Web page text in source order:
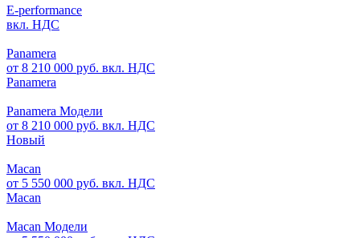
E-performance
вкл. НДС
Panamera
от 8 210 000 руб. вкл. НДС
Panamera
Panamera Модели
от 8 210 000 руб. вкл. НДС
Новый
Macan
от 5 550 000 руб. вкл. НДС
Macan
Macan Модели